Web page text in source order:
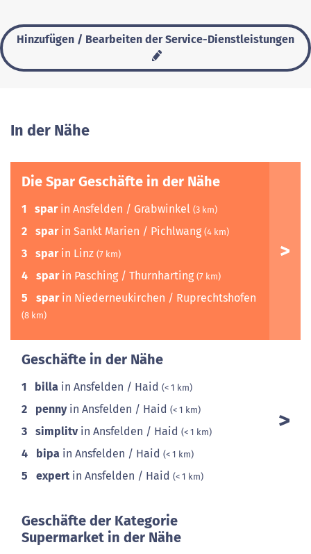
Hinzufügen / Bearbeiten der Service-Dienstleistungen
In der Nähe
Die Spar Geschäfte in der Nähe
1 sparin Ansfelden / Grabwinkel (3 km)
2 sparin Sankt Marien / Pichlwang (4 km)
3 sparin Linz (7 km)
4 sparin Pasching / Thurnharting (7 km)
5 sparin Niederneukirchen / Ruprechtshofen
(8 km)
Geschäfte in der Nähe
1 billa in Ansfelden / Haid (< 1 km)
2 pennyin Ansfelden / Haid (< 1 km)
3 simplitvin Ansfelden / Haid (< 1 km)
4 bipa in Ansfelden / Haid (< 1 km)
5 expert in Ansfelden / Haid (< 1 km)
Geschäfte der Kategorie
Supermarket in der Nähe